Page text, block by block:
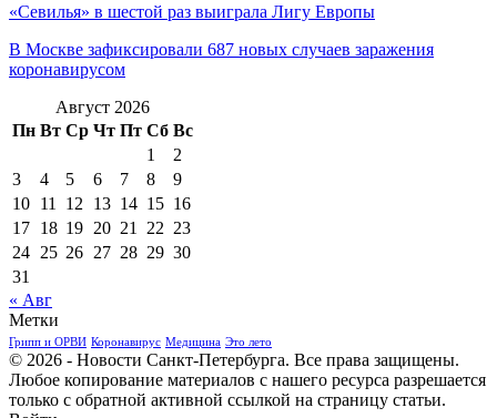
«Севилья» в шестой раз выиграла Лигу Европы
В Москве зафиксировали 687 новых случаев заражения
коронавирусом
Август 2026
Пн Вт Ср Чт Пт Сб Вс
1
2
3
4 5 6 7 8
9
10 11 12 13 14 15 16
17 18 19 20 21 22 23
24 25 26 27 28 29 30
31
« Авг
Метки
Грипп и ОРВИ Коронавирус Медицина Это лето
© 2026 - Новости Санкт-Петербурга. Все права защищены.
Любое копирование материалов с нашего ресурса разрешается
только с обратной активной ссылкой на страницу статьи.